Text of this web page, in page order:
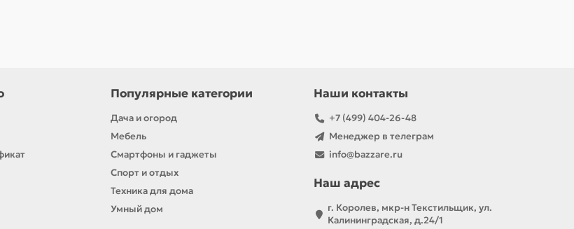
Популярные категории
Дача и огород
Мебель
Смартфоны и гаджеты
Спорт и отдых
Техника для дома
Умный дом
Наши контакты
+7 (499) 404-26-48
Менеджер в телеграм
info@bazzare.ru
Наш адрес
г. Королев, мкр-н Текстильщик, ул.
Калининградская, д.24/1